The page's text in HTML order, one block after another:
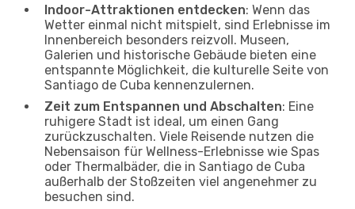
Indoor-Attraktionen entdecken: Wenn das
Wetter einmal nicht mitspielt, sind Erlebnisse im
Innenbereich besonders reizvoll. Museen,
Galerien und historische Gebäude bieten eine
entspannte Möglichkeit, die kulturelle Seite von
Santiago de Cuba kennenzulernen.
Zeit zum Entspannen und Abschalten: Eine
ruhigere Stadt ist ideal, um einen Gang
zurückzuschalten. Viele Reisende nutzen die
Nebensaison für Wellness-Erlebnisse wie Spas
oder Thermalbäder, die in Santiago de Cuba
außerhalb der Stoßzeiten viel angenehmer zu
besuchen sind.